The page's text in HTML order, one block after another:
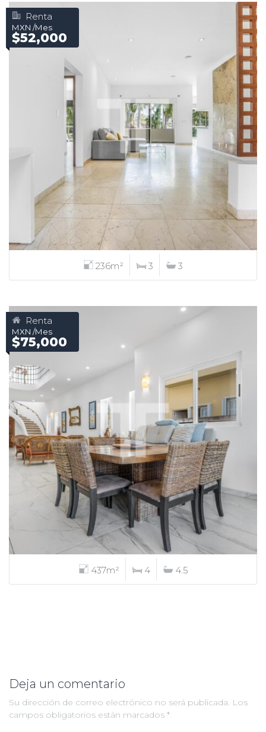
Renta
MXN /Mes
$52,000
236m² 3 3
Renta
MXN /Mes
$75,000
437m² 4 4.5
Deja un comentario
Su dirección de correo electrónico no será publicada. Los
campos obligatorios están marcados *